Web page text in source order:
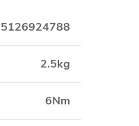
2.5kg
6Nm